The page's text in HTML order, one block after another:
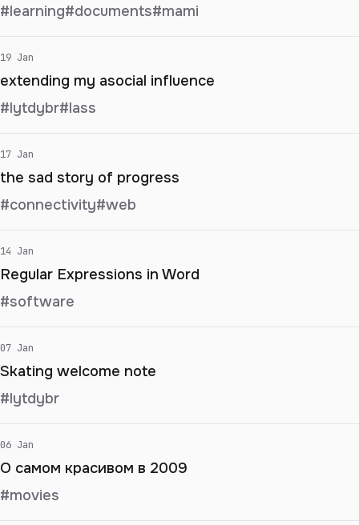
#learning#documents#mami
19 Jan
extending my asocial influence
#lytdybr#lass
17 Jan
the sad story of progress
#connectivity#web
14 Jan
Regular Expressions in Word
#software
07 Jan
Skating welcome note
#lytdybr
06 Jan
О самом красивом в 2009
#movies